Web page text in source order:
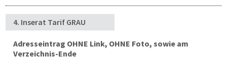
4. Inserat Tarif GRAU
Adresseintrag OHNE Link, OHNE Foto, sowie am
Verzeichnis-Ende